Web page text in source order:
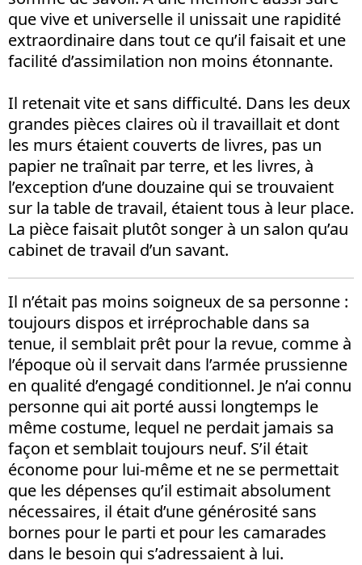
que vive et universelle il unissait une rapidité
extraordinaire dans tout ce qu’il faisait et une
facilité d’assimilation non moins étonnante.
Il retenait vite et sans difficulté. Dans les deux
grandes pièces claires où il travaillait et dont
les murs étaient couverts de livres, pas un
papier ne traînait par terre, et les livres, à
l’exception d’une douzaine qui se trouvaient
sur la table de travail, étaient tous à leur place.
La pièce faisait plutôt songer à un salon qu’au
cabinet de travail d’un savant.
Il n’était pas moins soigneux de sa personne :
toujours dispos et irréprochable dans sa
tenue, il semblait prêt pour la revue, comme à
l’époque où il servait dans l’armée prussienne
en qualité d’engagé conditionnel. Je n’ai connu
personne qui ait porté aussi longtemps le
même costume, lequel ne perdait jamais sa
façon et semblait toujours neuf. S’il était
économe pour lui-même et ne se permettait
que les dépenses qu’il estimait absolument
nécessaires, il était d’une générosité sans
bornes pour le parti et pour les camarades
dans le besoin qui s’adressaient à lui.